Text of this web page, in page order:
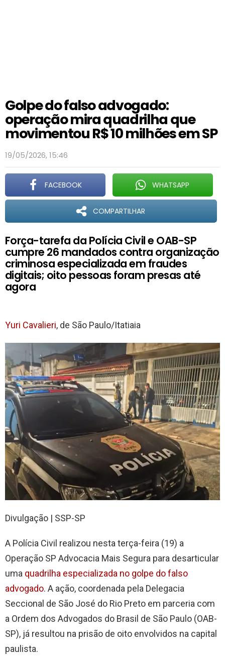
Golpe do falso advogado:
operação mira quadrilha que
movimentou R$ 10 milhões em SP
19/05/2026, 15:46
FACEBOOK WHATSAPP
COMPARTILHAR
Força-tarefa da Polícia Civil e OAB-SP
cumpre 26 mandados contra organização
criminosa especializada em fraudes
digitais; oito pessoas foram presas até
agora
Yuri Cavalieri, de São Paulo/Itatiaia
Divulgação | SSP-SP
A Polícia Civil realizou nesta terça-feira (19) a
Operação SP Advocacia Mais Segura para desarticular
uma quadrilha especializada no golpe do falso
advogado. A ação, coordenada pela Delegacia
Seccional de São José do Rio Preto em parceria com
a Ordem dos Advogados do Brasil de São Paulo (OAB-
SP), já resultou na prisão de oito envolvidos na capital
paulista.